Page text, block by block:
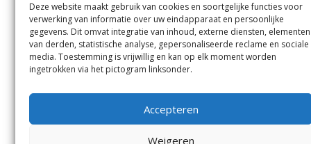
Deze website maakt gebruik van cookies en soortgelijke functies voor
verwerking van informatie over uw eindapparaat en persoonlijke
gegevens. Dit omvat integratie van inhoud, externe diensten, elementen
van derden, statistische analyse, gepersonaliseerde reclame en sociale
media. Toestemming is vrijwillig en kan op elk moment worden
ingetrokken via het pictogram linksonder.
Accepteren
Weigeren
0255-533900
info@jutter.nlofinfo@hofgee
st.nl
Zuid,Driehuisen
Spaarnwoude.
Contact
Andere uitgaven
Voorwaarden